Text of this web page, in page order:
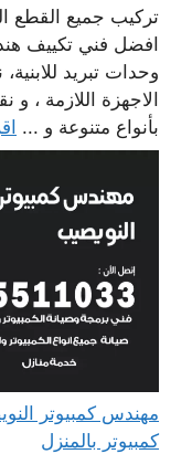
تركيب جميع القطع
افضل فني تكييف
وحدات تبريد
الاجهزة اللازمة ،
بأنواع متنوعة و ...
كمبيوتر بالمنزل